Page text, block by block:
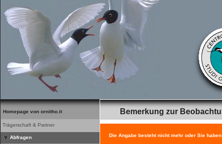
Homepage von ornitho.it
Trägerschaft & Partner
Abfragen
Bemerkung zur
Die Angabe besteht nicht mehr oder Sie